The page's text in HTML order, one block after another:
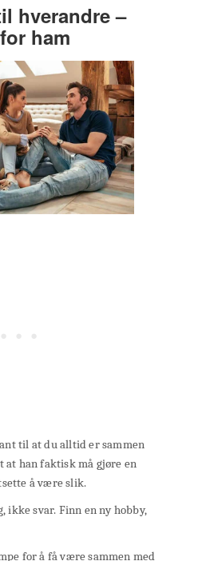
hverandre –
ham
til at du alltid er sammen
at han faktisk må gjøre en
å være slik.
ikke svar. Finn en ny hobby,
for å få være sammen med